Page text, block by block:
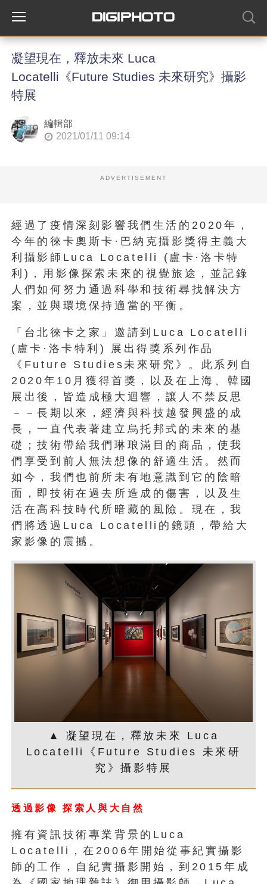
凝望現在，釋放未來 Luca
Locatelli《Future Studies 未來研究》攝影
特展
編輯部
2021/01/11 09:14
ADVERTISEMENT
經過了疫情深刻影響我們生活的2020年，
今年的徠卡奧斯卡·巴納克攝影獎得主義大
利攝影師Luca Locatelli (盧卡·洛卡特
利)，用影像探索未來的視覺旅途，並記錄
人們如何努力通過科學和技術尋找解決方
案，並與環境保持適當的平衡。
「台北徠卡之家」邀請到Luca Locatelli
(盧卡·洛卡特利) 展出得獎系列作品
《Future Studies未來研究》。此系列自
2020年10月獲得首獎，
以及在上海、韓國
展出後，皆造成極大迴響，讓人不禁反思
－－長期以來，經濟與科技越發興盛的成
長，一直代表著建立烏托邦式的未來的基
礎；技術帶給我們琳琅滿目的商品， 使我
們享受到前人無法想像的舒適生活。然而
如今， 我們也前所未有地意識到它的陰暗
面，即技術在過去所造成的傷害，
以及生
活在高科技時代所暗藏的風險。現在，我
們將透過Luca Locatelli的鏡頭，帶給大
家影像的震撼。
▲ 凝望現在，釋放未來 Luca
Locatelli《Future Studies 未來研
究》攝影特展
透過影像 探索人與大自然
擁有資訊技術專業背景的Luca
Locatelli，在2006年開始從事紀實攝影
師的工作，自 紀實攝影開始，到2015年成